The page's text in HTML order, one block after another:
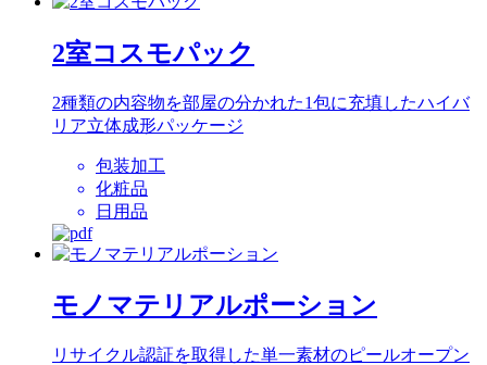
2室コスモパック
2種類の内容物を部屋の分かれた1包に充填したハイバ
リア立体成形パッケージ
包装加工
化粧品
日用品
モノマテリアルポーション
リサイクル認証を取得した単一素材のピールオープン